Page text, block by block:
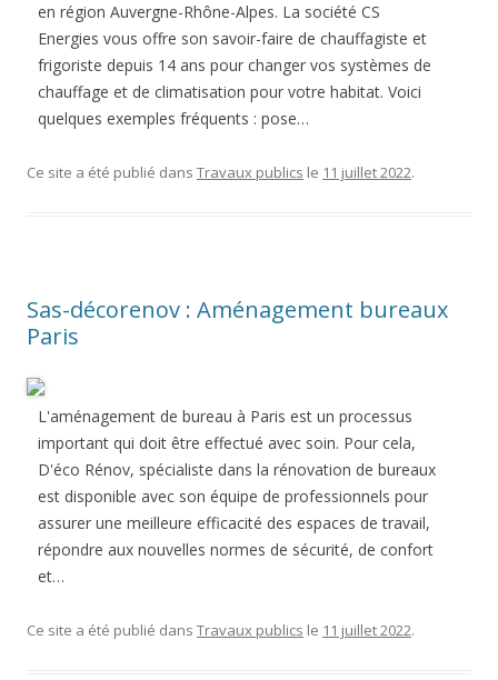
en région Auvergne-Rhône-Alpes. La société CS
Energies vous offre son savoir-faire de chauffagiste et
frigoriste depuis 14 ans pour changer vos systèmes de
chauffage et de climatisation pour votre habitat. Voici
quelques exemples fréquents : pose…
Ce site a été publié dans Travaux publics le 11 juillet 2022.
Sas-décorenov : Aménagement bureaux
Paris
L'aménagement de bureau à Paris est un processus
important qui doit être effectué avec soin. Pour cela,
D'éco Rénov, spécialiste dans la rénovation de bureaux
est disponible avec son équipe de professionnels pour
assurer une meilleure efficacité des espaces de travail,
répondre aux nouvelles normes de sécurité, de confort
et…
Ce site a été publié dans Travaux publics le 11 juillet 2022.